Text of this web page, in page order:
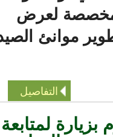
لعرض
موانئ الصيد
التفاصيل
لمتابعة